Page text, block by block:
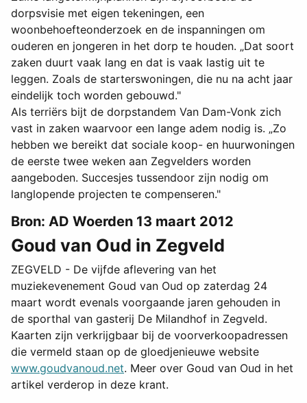
dorpsvisie met eigen tekeningen, een
woonbehoefteonderzoek en de inspanningen om
ouderen en jongeren in het dorp te houden. „Dat soort
zaken duurt vaak lang en dat is vaak lastig uit te
leggen. Zoals de starterswoningen, die nu na acht jaar
eindelijk toch worden gebouwd."
Als terriërs bijt de dorpstandem Van Dam-Vonk zich
vast in zaken waarvoor een lange adem nodig is. „Zo
hebben we bereikt dat sociale koop- en huurwoningen
de eerste twee weken aan Zegvelders worden
aangeboden. Succesjes tussendoor zijn nodig om
langlopende projecten te compenseren."
Bron: AD Woerden 13 maart 2012
Goud van Oud in Zegveld
ZEGVELD - De vijfde aflevering van het
muziekevenement Goud van Oud op zaterdag 24
maart wordt evenals voorgaande jaren gehouden in
de sporthal van gasterij De Milandhof in Zegveld.
Kaarten zijn verkrijgbaar bij de voorverkoopadressen
die vermeld staan op de gloedjenieuwe website
www.goudvanoud.net. Meer over Goud van Oud in het
artikel verderop in deze krant.